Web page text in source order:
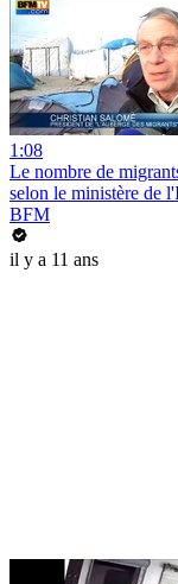
1:08
Le nombre de
selon le ministère de
BFM
il y a 11 ans